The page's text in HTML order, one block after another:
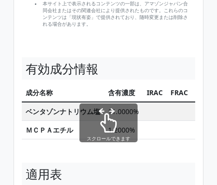
本サイト上で表示されるコンテンツの一部は、アマゾンジャパン合
同会社またはその関連会社により提供されたものです。これらのコ
ンテンツは「現状有姿」で提供されており、随時変更または削除さ
れる場合があります。
有効成分情報
成分名称 含有濃度 IRAC FRAC
ベンタゾンナトリウム塩 11.0000%
ＭＣＰＡエチル
1.2000%
スクロールできます
適用表